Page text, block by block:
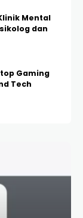
Mental
dan
Gaming
Tech